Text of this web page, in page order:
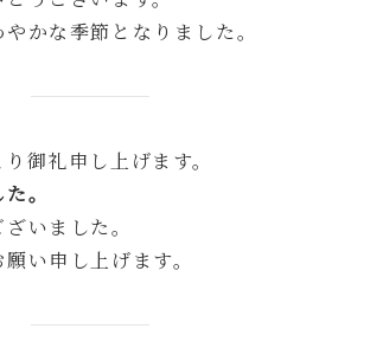
かな季節となりました。
御礼申し上げます。
。
いました。
い申し上げます。